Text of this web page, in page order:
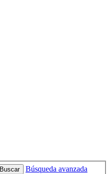
Buscar Búsqueda avanzada